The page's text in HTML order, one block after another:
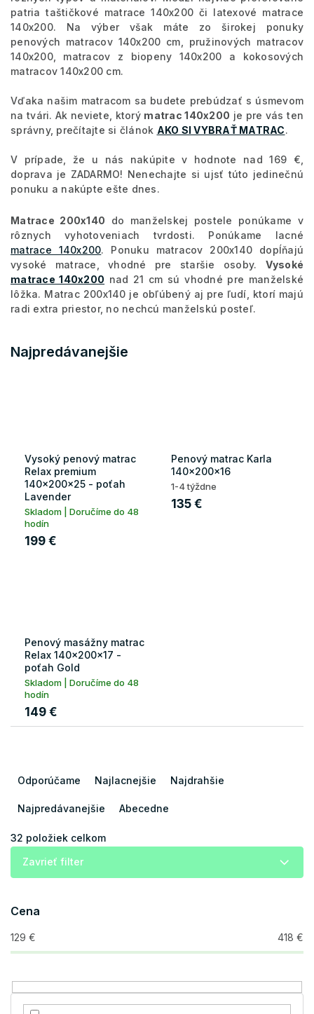
patria taštičkové matrace 140x200 či latexové matrace
140x200. Na výber však máte zo širokej ponuky
penových matracov 140x200 cm, pružinových matracov
140x200, matracov z biopeny 140x200 a kokosových
matracov 140x200 cm.
Vďaka našim matracom sa budete prebúdzať s úsmevom
na tvári. Ak neviete, ktorý matrac 140x200 je pre vás ten
správny, prečítajte si článok AKO SI VYBRAŤ MATRAC.
V prípade, že u nás nakúpite v hodnote nad 169 €,
doprava je ZADARMO! Nenechajte si ujsť túto jedinečnú
ponuku a nakúpte ešte dnes.
Matrace 200x140 do manželskej postele ponúkame v
rôznych vyhotoveniach tvrdosti. Ponúkame lacné
matrace 140x200. Ponuku matracov 200x140 dopĺňajú
vysoké matrace, vhodné pre staršie osoby. Vysoké
matrace 140x200 nad 21 cm sú vhodné pre manželské
lôžka. Matrac 200x140 je obľúbený aj pre ľudí, ktorí majú
radi extra priestor, no nechcú manželskú posteľ.
Najpredávanejšie
Vysoký penový matrac
Relax premium
140x200x25 - poťah
Lavender
Skladom | Doručíme do 48
hodín
199 €
Penový matrac Karla
140x200x16
1-4 týždne
135 €
Penový masážny matrac
Relax 140x200x17 -
poťah Gold
Skladom | Doručíme do 48
hodín
149 €
i
d
u
k
o
v
Odporúčame Najlacnejšie Najdrahšie
Najpredávanejšie Abecedne
32 položiek celkom
Zavrieť filter
Cena
129 € 418 €